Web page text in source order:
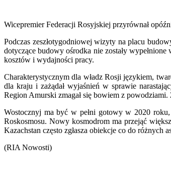
Wicepremier Federacji Rosyjskiej przyrównał
Podczas zeszłotygodniowej wizyty na placu
dotyczące budowy ośrodka nie zostały
kosztów i wydajności pracy.
Charakterystycznym dla władz Rosji językiem,
dla kraju i zażądał wyjaśnień w sprawie
Region Amurski zmagał się bowiem z
Wostocznyj ma być w pełni gotowy w 2020
Roskosmosu. Nowy kosmodrom ma przejąć
Kazachstan często zgłasza obiekcje co do różnych
(RIA Nowosti)